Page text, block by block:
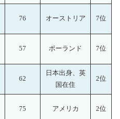
76 オーストリア 7位
57 ポーランド 7位
62
日本出身、英
国在住
2位
75 アメリカ 2位